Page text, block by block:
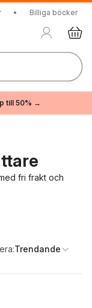
• Billiga böcker
till 50% →
fri frakt och
Trendande